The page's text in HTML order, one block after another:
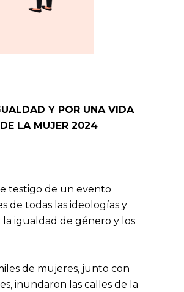
Y POR UNA VIDA
LA MUJER 2024
testigo de un evento
de todas las ideologías y
igualdad de género y los
de mujeres, junto con
inundaron las calles de la